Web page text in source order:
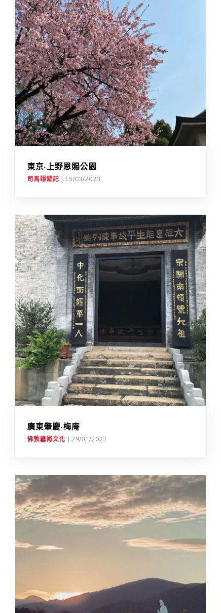
東京·上野恩賜公園
司馬翊遊記 | 15/03/2023
廣東肇慶·梅庵
佛教藝術文化 | 29/01/2023